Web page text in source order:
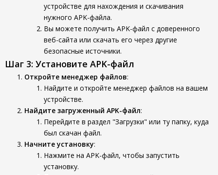
устройстве для нахождения и скачивания
нужного APK-файла.
Вы можете получить APK-файл с доверенного
веб-сайта или скачать его через другие
безопасные источники.
Шаг 3: Установите APK-файл
Откройте менеджер файлов:
Найдите и откройте менеджер файлов на вашем
устройстве.
Найдите загруженный APK-файл:
Перейдите в раздел "Загрузки" или ту папку, куда
был скачан файл.
Начните установку:
Нажмите на APK-файл, чтобы запустить
установку.